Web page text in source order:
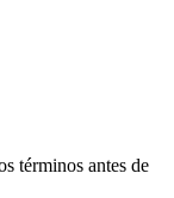
términos antes de